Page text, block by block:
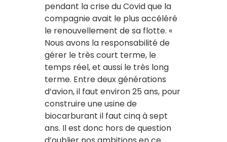
pendant la crise du Covid que la
compagnie avait le plus accéléré
le renouvellement de sa flotte. «
Nous avons la responsabilité de
gérer le très court terme, le
temps réel, et aussi le très long
terme. Entre deux générations
d’avion, il faut environ 25 ans, pour
construire une usine de
biocarburant il faut cinq à sept
ans. Il est donc hors de question